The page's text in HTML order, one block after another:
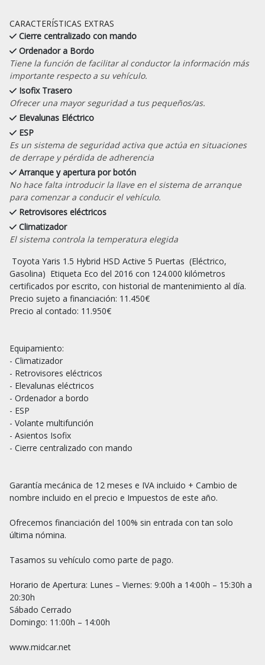
CARACTERÍSTICAS EXTRAS
Cierre centralizado con mando
Ordenador a Bordo
Tiene la función de facilitar al conductor la información más
importante respecto a su vehículo.
Isofix Trasero
Ofrecer una mayor seguridad a tus pequeños/as.
Elevalunas Eléctrico
ESP
Es un sistema de seguridad activa que actúa en situaciones
de derrape y pérdida de adherencia
Arranque y apertura por botón
No hace falta introducir la llave en el sistema de arranque
para comenzar a conducir el vehículo.
Retrovisores eléctricos
Climatizador
El sistema controla la temperatura elegida
Gasolina)  Etiqueta Eco del 2016 con 124.000 kilómetros
certificados por escrito, con historial de mantenimiento al día.
Precio sujeto a financiación: 11.450€
Precio al contado: 11.950€
Equipamiento:
- Climatizador
- Retrovisores eléctricos
- Elevalunas eléctricos
- Ordenador a bordo
- ESP
- Volante multifunción
- Asientos Isofix
- Cierre centralizado con mando
Garantía mecánica de 12 meses e IVA incluido + Cambio de
nombre incluido en el precio e Impuestos de este año.
Ofrecemos financiación del 100% sin entrada con tan solo
última nómina.
Tasamos su vehículo como parte de pago.
Horario de Apertura: Lunes – Viernes: 9:00h a 14:00h – 15:30h a
20:30h
Sábado Cerrado
Domingo: 11:00h – 14:00h
www.midcar.net